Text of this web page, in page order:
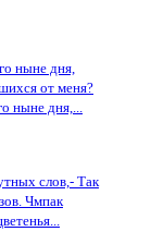
ныне дня,
от меня?
ныне дня,...
слов,- Так
Чмпак